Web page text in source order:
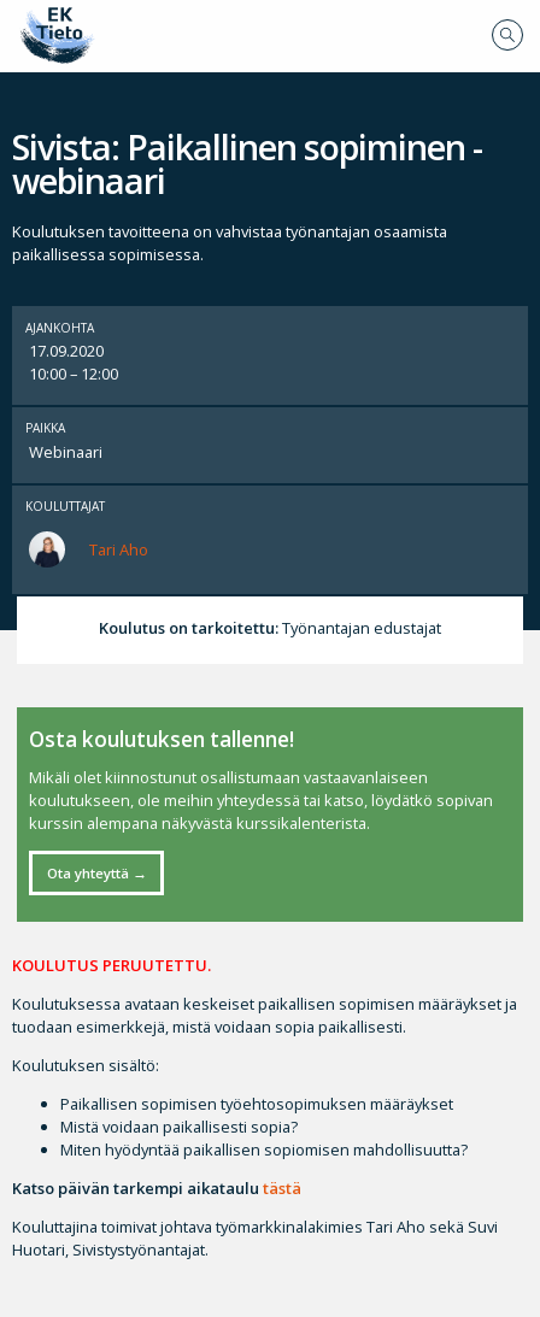
Sivista: Paikallinen sopiminen -
webinaari
Koulutuksen tavoitteena on vahvistaa työnantajan osaamista
paikallisessa sopimisessa.
AJANKOHTA
17.09.2020
10:00 – 12:00
PAIKKA
Webinaari
KOULUTTAJAT
Tari Aho
Koulutus on tarkoitettu:Työnantajan edustajat
KOULUTUS PERUUTETTU.
Koulutuksessa avataan keskeiset paikallisen sopimisen määräykset ja
tuodaan esimerkkejä, mistä voidaan sopia paikallisesti.
Koulutuksen sisältö:
Paikallisen sopimisen työehtosopimuksen määräykset
Mistä voidaan paikallisesti sopia?
Miten hyödyntää paikallisen sopiomisen mahdollisuutta?
Katso päivän tarkempi aikataulu tästä
Kouluttajina toimivat johtava työmarkkinalakimies Tari Aho sekä Suvi
Huotari, Sivistystyönantajat.
Osta koulutuksen tallenne!
Mikäli olet kiinnostunut osallistumaan vastaavanlaiseen
koulutukseen, ole meihin yhteydessä tai katso, löydätkö sopivan
kurssin alempana näkyvästä kurssikalenterista.
Ota yhteyttä